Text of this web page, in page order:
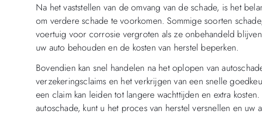
Na het vaststellen van de omvang van de schade, is het
om verdere schade te voorkomen. Sommige soorten
voertuig voor corrosie vergroten als ze onbehandeld
uw auto behouden en de kosten van herstel beperken.
Bovendien kan snel handelen na het oplopen van
verzekeringsclaims en het verkrijgen van een snelle
een claim kan leiden tot langere wachttijden en extra
autoschade, kunt u het proces van herstel versnellen en